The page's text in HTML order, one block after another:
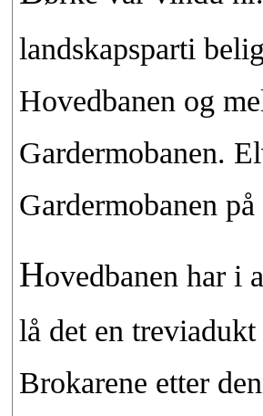
landskapsparti
Hovedbanen og
Gardermobanen.
Gardermobanen
Hovedbanen har i
lå det en
Brokarene etter